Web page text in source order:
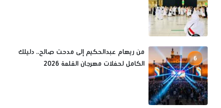
6
من ريهام عبدالحكيم إلى مدحت صالح.. دليلك
الكامل لحفلات مهرجان القلعة 2026